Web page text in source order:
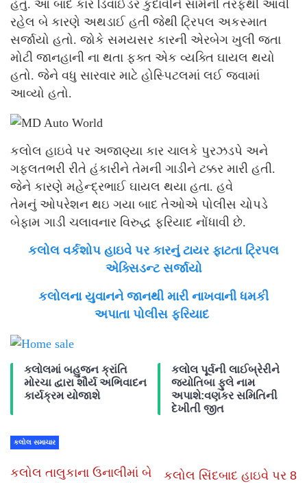
હતું. આ બાદ કાર ડિવાઈડર કુદાવીને સામેની તરફથી આવી
રહેલ બે કારણે અથડાઈ હતી જેથી ટ્રિપલ અકસ્માત
સર્જાયો હતો. જોકે સમયસર કારની એરબેગ ખુલી જતા
મોટી જાનહાની ના થતા ફક્ત એક વ્યક્તિ ઘાયલ થયો
હતો. જેને વધુ સારવાર માટે હોસ્પિટલમાં લઈ જવામાં
આવ્યો હતો.
કલોલ હાઇવે પર અજાણ્યા કાર ચાલકે પુરઝડપે અને
ગફલતભરી રીતે હંકારીને તેમની ગાડીને ટક્કર મારી હતી.
જેને કારણે મહેન્દ્રભાઈ ઘાયલ થયા હતા. હવે
તેમનું ઓપરેશન થઇ ગયા બાદ તેઓએ પોલીસ ચોપડે
બેફામ ગાડી ચલાવનાર વિરુદ્ધ ફરિયાદ નોંધાવી છે.
કલોલ વર્કશોપ હાઇવે પર કારનું ટાયર ફાટતા ટ્રિપલ
એક્સિડન્ટ સર્જાયો
કલોલના યુવાનને જાનથી મારી નાખવાની ધમકી
અપાતા પોલીસ ફરિયાદ
કલોલમાં બહુજન ક્રાંતિ
મોરચા દ્વારા શૌર્ય અભિવાદન
કાર્યક્રમ યોજાશે
કલોલ પૂર્વની લાઈબ્રેરીને
જ્યોતિબા ફુલે નામ
અપાશે:વણકર સમિતિની
દેખીતી જીત
કલોલ સમાચાર
કલોલ તાલુકાના ઉનાલીમાં બે
કલોલ સિંદબાદ હાઇવે પર 8